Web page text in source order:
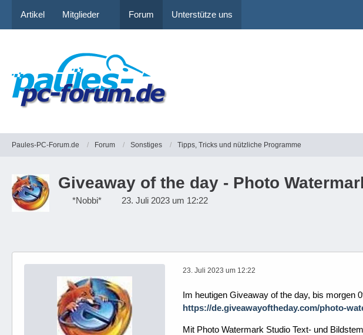
Artikel Mitglieder Forum Unterstütze uns
Paules-PC-Forum.de Forum Sonstiges Tipps, Tricks und nützliche Programme
Giveaway of the day - Photo
*Nobbi* 23. Juli 2023 um 12:22
23. Juli 2023 um 12:22
Im heutigen Giveaway of the day, bis morgen
https://de.giveawayoftheday.com/photo-
Mit Photo Watermark Studio Text- und